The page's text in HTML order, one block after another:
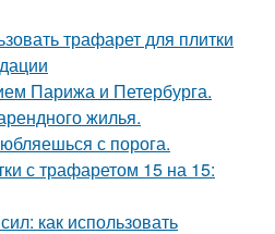
трафарет для плитки
Парижа и Петербурга.
жилья.
с порога.
с трафаретом 15 на 15:
как использовать